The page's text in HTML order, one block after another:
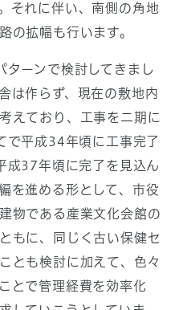
それに伴い、南側の角地
の拡幅も行います。
ターンで検討してきまし
は作らず、現在の敷地内
えており、工事を二期に
で平成34年頃に工事完了
成37年頃に完了を見込ん
を進める形として、市役
物である産業文化会館の
もに、同じく古い保健セ
とも検討に加えて、色々
とで管理経費を効率化